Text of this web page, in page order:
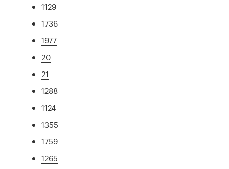
1129
1736
1977
20
21
1288
1124
1355
1759
1265